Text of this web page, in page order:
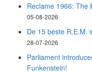
Reclame 1966: The
05-08-2026
De 15 beste R.E.M.
28-07-2026
Parliament
Funkenstein!